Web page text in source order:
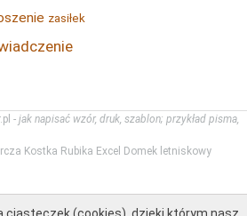
zasiłek
- jak napisać wzór, druk, szablon; przykład pisma,
Kostka Rubika Excel Domek letniskowy